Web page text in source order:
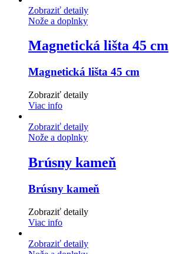
Zobraziť detaily
Nože a doplnky
Magnetická lišta 45 cm
Magnetická lišta 45 cm
Zobraziť detaily
Viac info
Zobraziť detaily
Nože a doplnky
Brúsny kameň
Brúsny kameň
Zobraziť detaily
Viac info
Zobraziť detaily